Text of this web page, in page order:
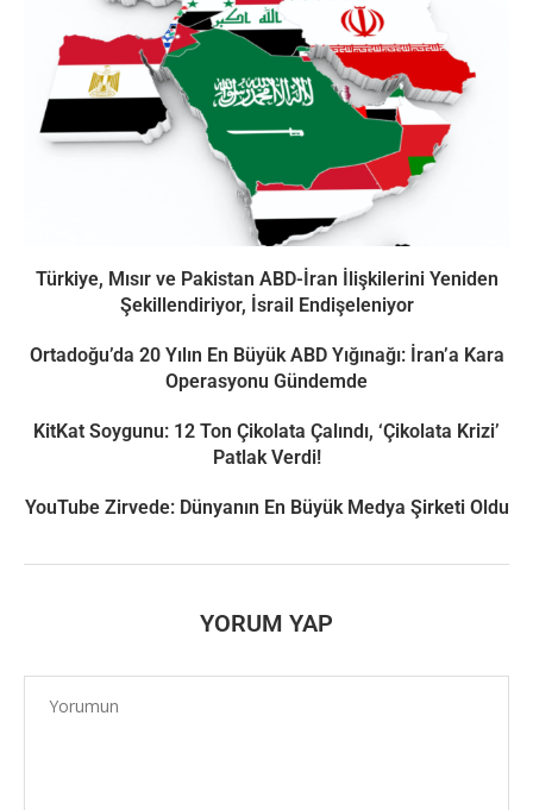
Türkiye, Mısır ve Pakistan ABD-İran İlişkilerini Yeniden
Şekillendiriyor, İsrail Endişeleniyor
Ortadoğu’da 20 Yılın En Büyük ABD Yığınağı: İran’a Kara
Operasyonu Gündemde
KitKat Soygunu: 12 Ton Çikolata Çalındı, ‘Çikolata Krizi’
Patlak Verdi!
YouTube Zirvede: Dünyanın En Büyük Medya Şirketi Oldu
YORUM YAP